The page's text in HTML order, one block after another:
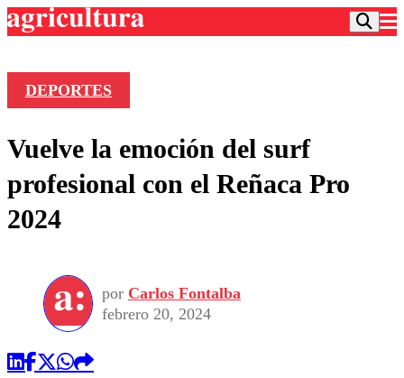
Frecuencias
Agricultura TV
Deportes
Seleccion Chilena
Torneo Internacional
Economía
Internacional
Publicaciones en medios
Opinión
DEPORTES
Vuelve la emoción del surf
profesional con el Reñaca Pro
2024
por Carlos Fontalba
febrero 20, 2024